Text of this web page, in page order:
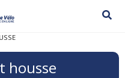
housse